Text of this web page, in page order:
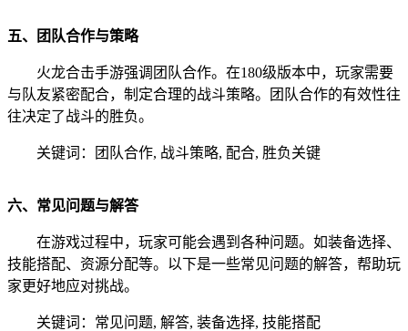
五、团队合作与策略
火龙合击手游强调团队合作。在180级版本中，玩家需要
与队友紧密配合，制定合理的战斗策略。团队合作的有效性往
往决定了战斗的胜负。
关键词：团队合作, 战斗策略, 配合, 胜负关键
六、常见问题与解答
在游戏过程中，玩家可能会遇到各种问题。如装备选择、
技能搭配、资源分配等。以下是一些常见问题的解答，帮助玩
家更好地应对挑战。
关键词：常见问题, 解答, 装备选择, 技能搭配